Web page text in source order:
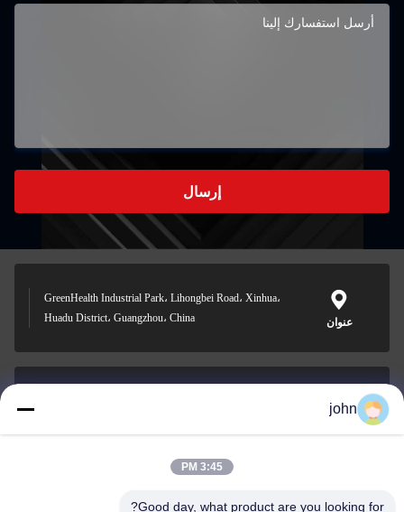
إرسال
عنوان
GreenHealth Industrial Park، Lihongbei Road، Xinhua،
Huadu District، Guangzhou، China
بريد إلكتروني
john
3:45 PM
Good day, what product are you looking for?